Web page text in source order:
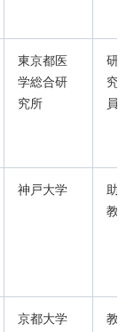
東京都医
学総合研
究所
研
究
員
神戸大学
助
教
京都大学
教